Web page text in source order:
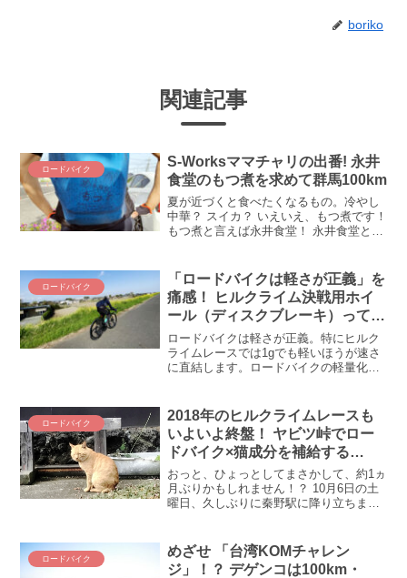
boriko
関連記事
ロードバイク
S-Worksママチャリの出番! 永井
食堂のもつ煮を求めて群馬100km
夏が近づくと食べたくなるもの。冷やし
中華？ スイカ？ いえいえ、もつ煮です！
もつ煮と言えば永井食堂！ 永井食堂と言
マチャリのごとくお使いをしてきまし
た。
ロードバイク
「ロードバイクは軽さが正義」を
痛感！ ヒルクライム決戦用ホイ
ール（ディスクブレーキ）って今
何が良いんじゃろ？
ロードバイクは軽さが正義。特にヒルク
ライムレースでは1gでも軽いほうが速さ
に直結します。ロードバイクの軽量化で
クブレーキ用のホイールは今何が有力候
補なのか？ 100日以内に迫った富士ヒル
クライムに向けて、軽量ディスクホイー
ルをピックアップしてみました。
ロードバイク
2018年のヒルクライムレースも
いよいよ終盤！ ヤビツ峠でロー
ドバイク×猫成分を補給する
(ΦωΦ)！
おっと、ひょっとしてまさかして、約1ヵ
月ぶりかもしれません！？ 10月6日の土
曜日、久しぶりに秦野駅に降り立ちまし
猫詣でを振り返ってみましょう！秦野、
そこは...
ロードバイク
めざせ 「台湾KOMチャレン
ジ」！？ デゲンコは100km・